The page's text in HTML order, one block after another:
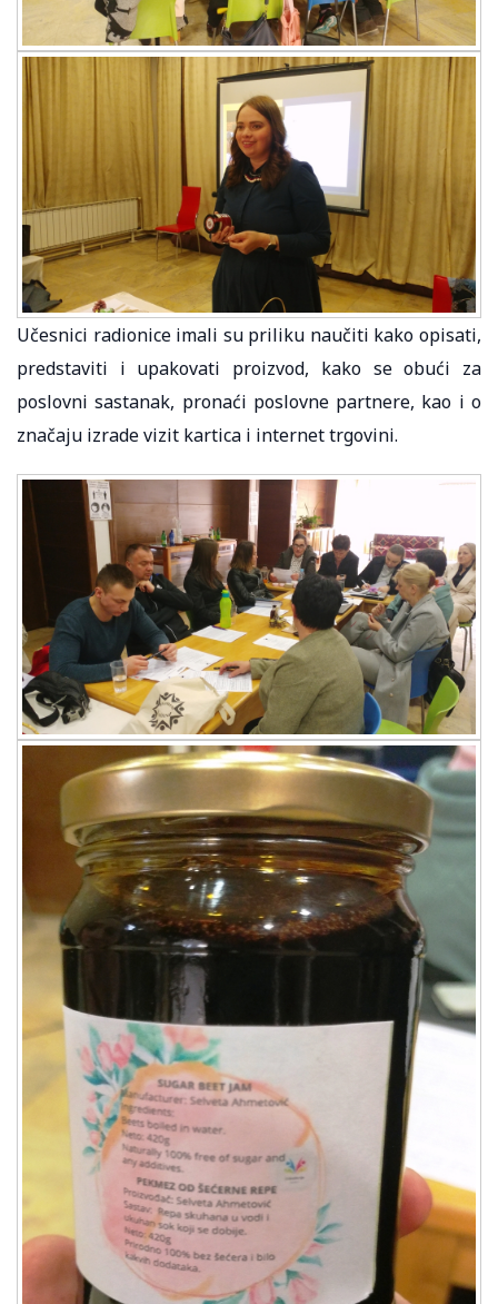
Učesnici radionice imali su priliku naučiti kako opisati,
predstaviti i upakovati proizvod, kako se obući za
poslovni sastanak, pronaći poslovne partnere, kao i o
značaju izrade vizit kartica i internet trgovini.